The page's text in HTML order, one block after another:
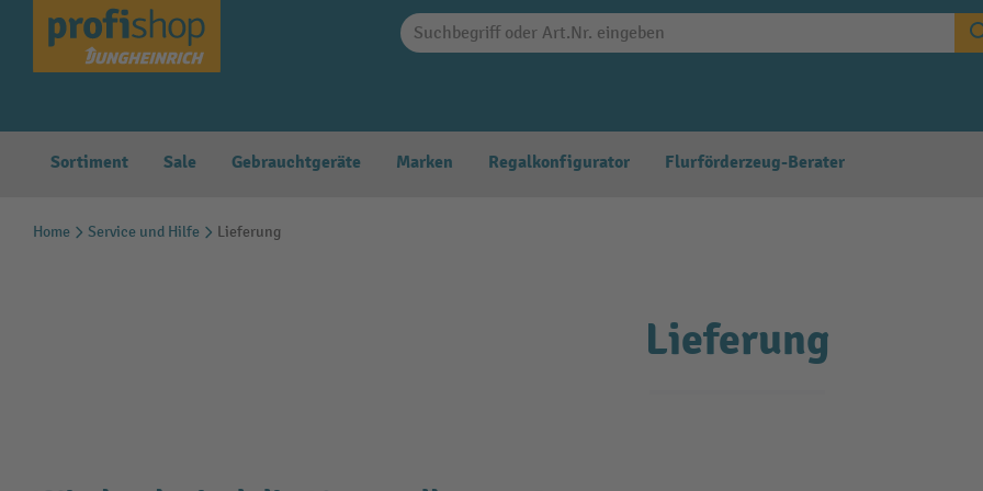
Zur Hauptnavigation springen
Sortiment Sale Gebrauchtgeräte Marken Regalkonfigurator Flurförderzeug-Berater
Home Service und Hilfe Lieferung
Lieferung